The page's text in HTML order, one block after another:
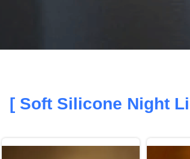
[ Soft Silicone Night